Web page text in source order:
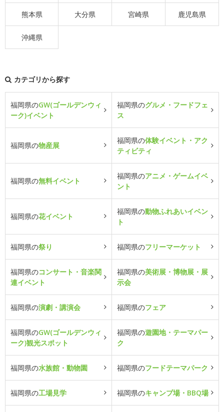
熊本県 大分県 宮崎県 鹿児島県
沖縄県
カテゴリから探す
福岡県のGW(ゴールデンウィ
ーク)イベント
福岡県のグルメ・フードフェ
ス
福岡県の物産展
福岡県の体験イベント・アク
ティビティ
福岡県の無料イベント
福岡県のアニメ・ゲームイベ
ント
福岡県の花イベント
福岡県の動物ふれあいイベン
ト
福岡県の祭り 福岡県のフリーマーケット
福岡県のコンサート・音楽関
連イベント
福岡県の美術展・博物展・展
示会
福岡県の演劇・講演会 福岡県のフェア
福岡県のGW(ゴールデンウィ
ーク)観光スポット
福岡県の遊園地・テーマパー
ク
福岡県の水族館・動物園 福岡県のフードテーマパーク
福岡県の工場見学 福岡県のキャンプ場・BBQ場